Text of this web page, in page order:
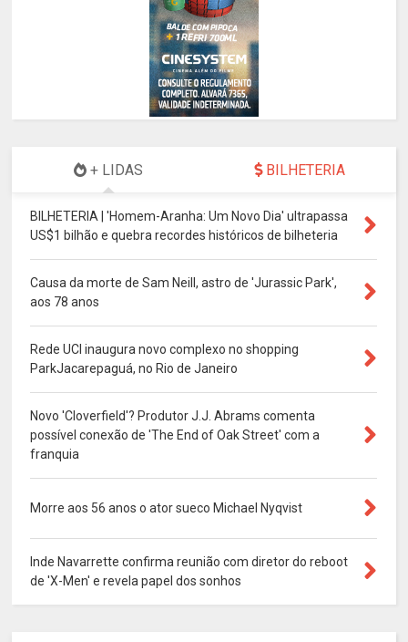
+ LIDAS BILHETERIA
BILHETERIA | 'Homem-Aranha: Um Novo Dia' ultrapassa
US$1 bilhão e quebra recordes históricos de bilheteria
Causa da morte de Sam Neill, astro de 'Jurassic Park',
aos 78 anos
Rede UCI inaugura novo complexo no shopping
ParkJacarepaguá, no Rio de Janeiro
Novo 'Cloverfield'? Produtor J.J. Abrams comenta
possível conexão de 'The End of Oak Street' com a
franquia
Morre aos 56 anos o ator sueco Michael Nyqvist
Inde Navarrette confirma reunião com diretor do reboot
de 'X-Men' e revela papel dos sonhos